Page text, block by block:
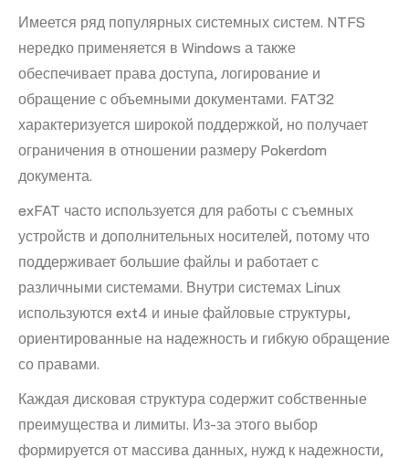
Имеется ряд популярных системных систем. NTFS
нередко применяется в Windows а также
обеспечивает права доступа, логирование и
обращение с объемными документами. FAT32
характеризуется широкой поддержкой, но получает
ограничения в отношении размеру Pokerdom
документа.
exFAT часто используется для работы с съемных
устройств и дополнительных носителей, потому что
поддерживает большие файлы и работает с
различными системами. Внутри системах Linux
используются ext4 и иные файловые структуры,
ориентированные на надежность и гибкую обращение
со правами.
Каждая дисковая структура содержит собственные
преимущества и лимиты. Из-за этого выбор
формируется от массива данных, нужд к надежности,